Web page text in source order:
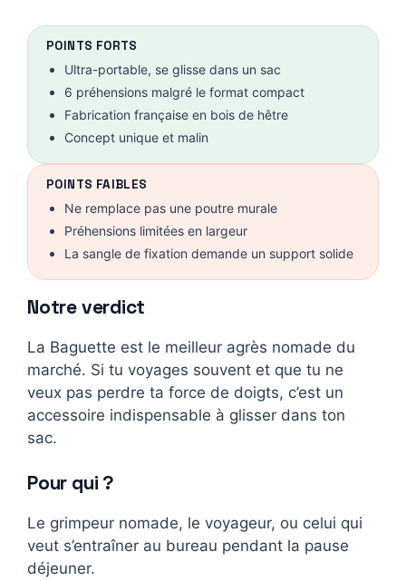
POINTS FORTS
Ultra-portable, se glisse dans un sac
6 préhensions malgré le format compact
Fabrication française en bois de hêtre
Concept unique et malin
POINTS FAIBLES
Ne remplace pas une poutre murale
Préhensions limitées en largeur
La sangle de fixation demande un support solide
Notre verdict
La Baguette est le meilleur agrès nomade du
marché. Si tu voyages souvent et que tu ne
veux pas perdre ta force de doigts, c’est un
accessoire indispensable à glisser dans ton
sac.
Pour qui ?
Le grimpeur nomade, le voyageur, ou celui qui
veut s’entraîner au bureau pendant la pause
déjeuner.